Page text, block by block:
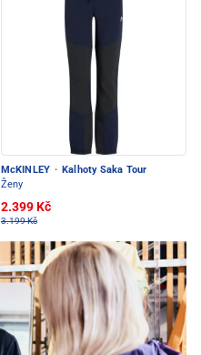
McKINLEY · Kalhoty Saka Tour
Ženy
2.399 Kč
3.199 Kč